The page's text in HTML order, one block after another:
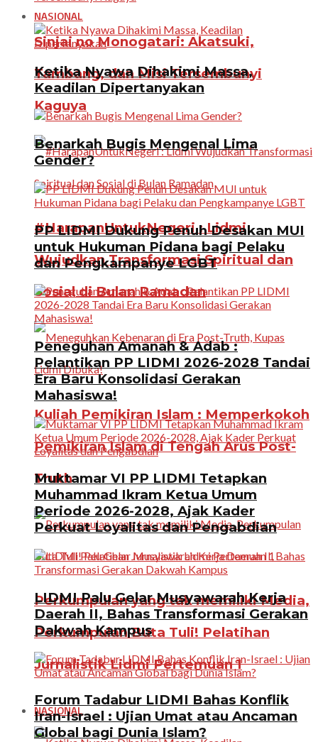
Sinjai no Monogatari: Akatsuki,
Tambang, dan Misi Tersembunyi
Kaguya
#HarapanUntukNegeri : Lidmi
Wujudkan Transformasi Spiritual dan
Sosial di Bulan Ramadan
Kuliah Pemikiran Islam : Memperkokoh
Pemikiran Islam di Tengah Arus Post-
Truth
Perkumpulan yang tak memiliki Media,
Perkumpulan Buta Tuli! Pelatihan
Jurnalistik Lidmi Pertemuan 1
NASIONAL
NASIONAL
Ketika Nyawa Dihakimi Massa,
Keadilan Dipertanyakan
Benarkah Bugis Mengenal Lima
Gender?
PP LIDMI Dukung Penuh Desakan MUI
untuk Hukuman Pidana bagi Pelaku
dan Pengkampanye LGBT
Peneguhan Amanah & Adab :
Pelantikan PP LIDMI 2026-2028 Tandai
Era Baru Konsolidasi Gerakan
Mahasiswa!
Muktamar VI PP LIDMI Tetapkan
Muhammad Ikram Ketua Umum
Periode 2026-2028, Ajak Kader
Perkuat Loyalitas dan Pengabdian
LIDMI Palu Gelar Musyawarah Kerja
Daerah II, Bahas Transformasi Gerakan
Dakwah Kampus
Forum Tadabur LIDMI Bahas Konflik
Iran-Israel : Ujian Umat atau Ancaman
Global bagi Dunia Islam?